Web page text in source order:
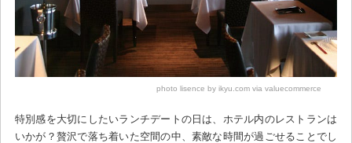
photo lisence by ikyu.com via valuecommerce
特別感を大切にしたいランチデートの日は、ホテル内のレストランは
いかが？贅沢で落ち着いた空間の中、素敵な時間が過ごせることでし